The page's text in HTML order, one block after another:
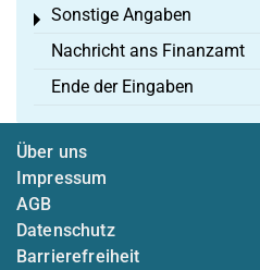
Sonstige Angaben
Toggle menu
Nachricht ans Finanzamt
Ende der Eingaben
Über uns
Impressum
AGB
Datenschutz
Barrierefreiheit